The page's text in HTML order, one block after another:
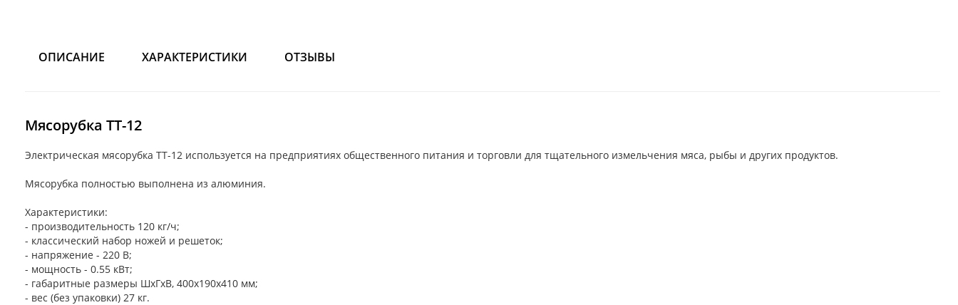
ОПИСАНИЕ ХАРАКТЕРИСТИКИ ОТЗЫВЫ
Мясорубка TT-12
Электрическая мясорубка TT-12 используется на предприятиях общественного питания и торговли для тщательного измельчения мяса, рыбы и других продуктов.
Мясорубка полностью выполнена из алюминия.
Характеристики:
- производительность 120 кг/ч;
- классический набор ножей и решеток;
- напряжение - 220 В;
- мощность - 0.55 кВт;
- габаритные размеры ШхГхВ, 400х190х410 мм;
- вес (без упаковки) 27 кг.